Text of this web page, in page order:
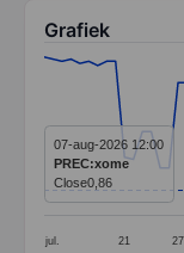
Grafiek
Line chart
The chart has
The chart has
jul. 21 27
07-aug-2026 12:00
PREC:xome
Close0,86